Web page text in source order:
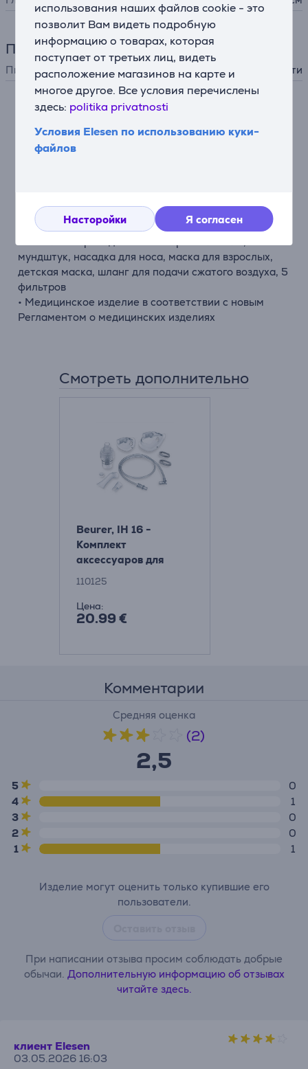
использования наших файлов cookie - это
позволит Вам видеть подробную
информацию о товарах, которая
поступает от третьих лиц, видеть
расположение магазинов на карте и
многое другое. Все условия перечислены
здесь: politika privatnosti
Условия Elesen по использованию куки-
файлов
Насторойки Я согласен
Питание
Питание от сети
Описание
• Зарекомендовал себя при лечении острых и
формирует мельчайшие частицы, которые
переносят активные вещества в легкие
мундштук, насадка для носа, маска для взрослых,
детская маска, шланг для подачи сжатого воздуха, 5
фильтров
• Медицинское изделие в соответствии с новым
Регламентом о медицинских изделиях
Смотреть дополнительно
Beurer, IH 16 -
Комплект
аксессуаров для
ингалятора
110125
Цена:
20.99 €
Комментарии
Средняя оценка
(2)
2,5
5
0
4
1
3
0
2
0
1
1
Изделие могут оценить только купившие его
пользователи.
При написании отзыва просим соблюдать добрые
обычаи. Дополнительную информацию об отзывах
читайте здесь.
клиент Elesen
03.05.2026 16:03